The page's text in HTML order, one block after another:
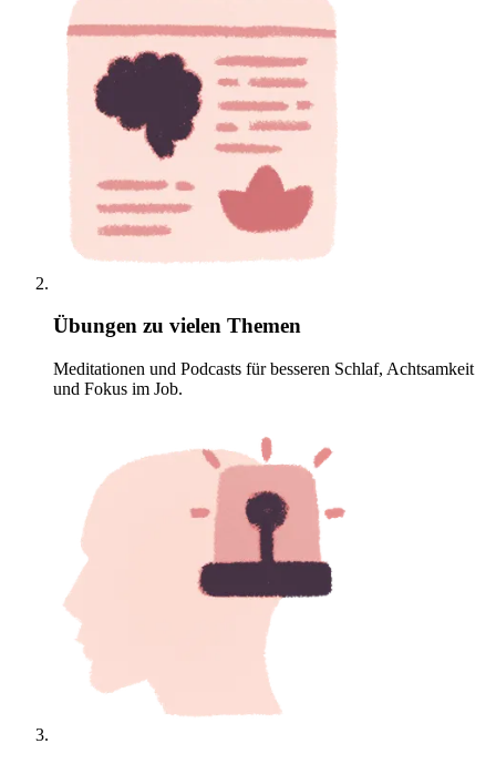
Übungen zu vielen Themen
Meditationen und Podcasts für besseren Schlaf, Achtsamkeit
und Fokus im Job.